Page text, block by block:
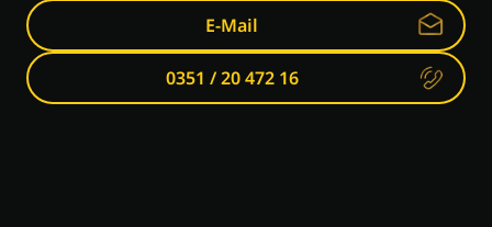
E-Mail
0351 / 20 472 16